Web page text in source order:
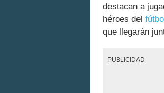
destacan a
héroes del fútbol
que llegarán
PUBLICIDAD